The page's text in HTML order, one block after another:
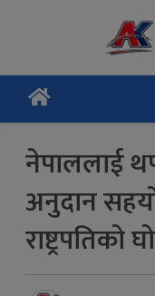
नेपाललाई
अनुदान
राष्ट्रपतिको